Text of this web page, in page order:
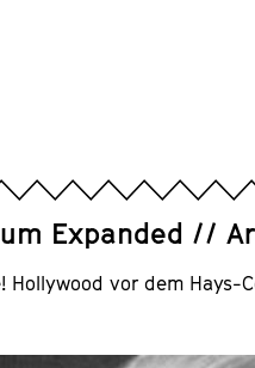
Expanded
Hollywood vor dem Hays-